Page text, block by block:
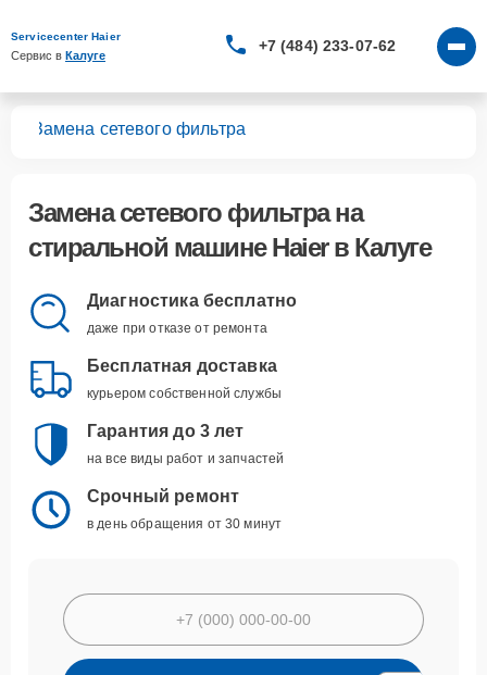
Servicecenter Haier
Сервис в Калуге
+7 (484) 233-07-62
Замена сетевого фильтра
Замена сетевого фильтрана
стиральной машине Haier в Калуге
Диагностика бесплатно
даже при отказе от ремонта
Бесплатная доставка
курьером собственной службы
Гарантия до 3 лет
на все виды работ и запчастей
Срочный ремонт
в день обращения от 30 минут